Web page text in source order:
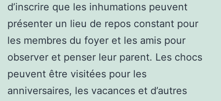
d’inscrire que les inhumations peuvent
présenter un lieu de repos constant pour
les membres du foyer et les amis pour
observer et penser leur parent. Les chocs
peuvent être visitées pour les
anniversaires, les vacances et d’autres